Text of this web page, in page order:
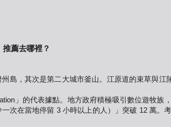
薦去哪裡？
島，其次是第二大城市釜山。江原道的束草與江
」的代表據點。地方政府積極吸引數位遊牧族
次在當地停留 3 小時以上的人）」突破 12 萬。